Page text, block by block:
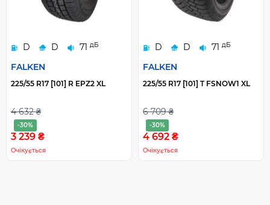
D D 71 дБ
FALKEN
225/55 R17 [101] R EPZ2 XL
4 632 ₴
-30%
3 239 ₴
Очікується
D D 71 дБ
FALKEN
225/55 R17 [101] T FSNOW1 XL
6 709 ₴
-30%
4 692 ₴
Очікується